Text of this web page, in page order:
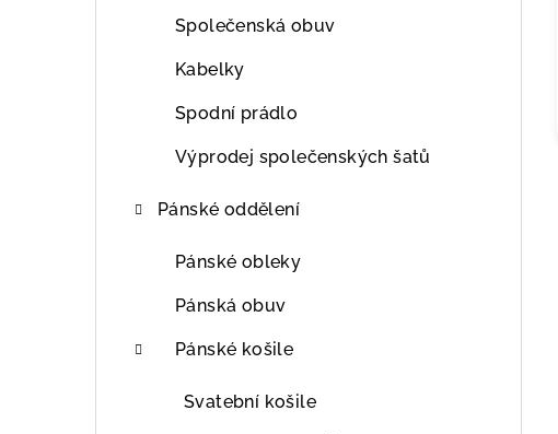
Společenská obuv
Kabelky
Spodní prádlo
Výprodej společenských šatů
Pánské oddělení
Pánské obleky
Pánská obuv
Pánské košile
Svatební košile